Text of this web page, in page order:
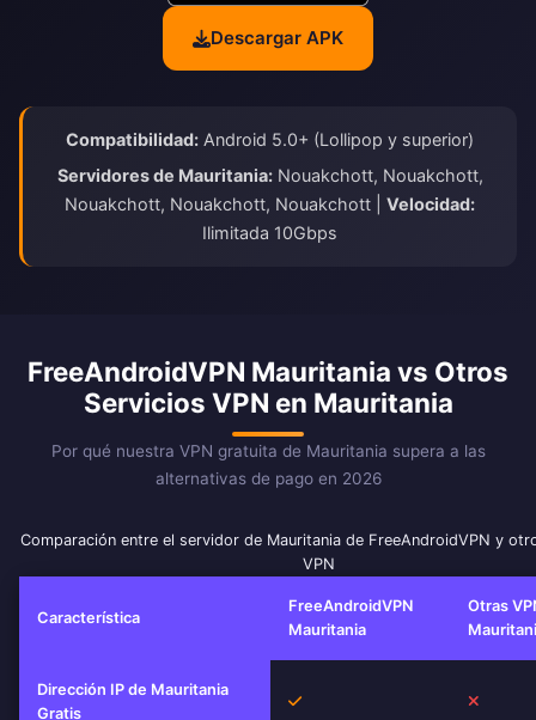
Descargar APK
Compatibilidad: Android 5.0+ (Lollipop y superior)
Servidores de Mauritania:Nouakchott, Nouakchott,
Nouakchott, Nouakchott, Nouakchott | Velocidad:
Ilimitada 10Gbps
FreeAndroidVPN Mauritania vs Otros
Servicios VPN en Mauritania
Por qué nuestra VPN gratuita de Mauritania supera a las
alternativas de pago en 2026
Comparación entre el servidor de Mauritania de FreeAndroidVPN y
VPN
Característica
FreeAndroidVPN
Mauritania
Otras
Dirección IP de Mauritania
Gratis
Sí